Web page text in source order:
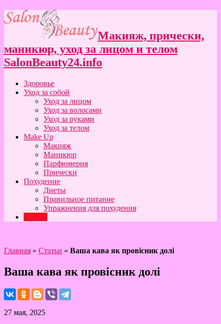
Макияж, прически,
маникюр, уход за лицом и телом
SalonBeauty24.info
Здоровье
Уход за собой
Уход за лицом
Уход за волосами
Уход за руками
Уход за телом
Make Up
Макияж
Маникюр
Парфюмерия
Прически
Похудение
Диеты
Правильное питание
Упражнения для похудения
Статьи
Главная » Статьи » Ваша кава як провісник долі
Ваша кава як провісник долі
27 мая, 2025